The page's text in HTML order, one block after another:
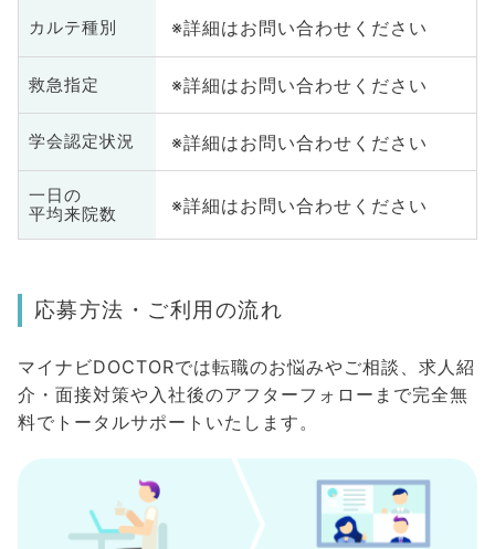
カルテ種別 ※詳細はお問い合わせください
救急指定 ※詳細はお問い合わせください
学会認定状況 ※詳細はお問い合わせください
一日の
平均来院数
※詳細はお問い合わせください
応募方法・ご利用の流れ
マイナビDOCTORでは転職のお悩みやご相談、求人紹
介・面接対策や入社後のアフターフォローまで完全無
料でトータルサポートいたします。